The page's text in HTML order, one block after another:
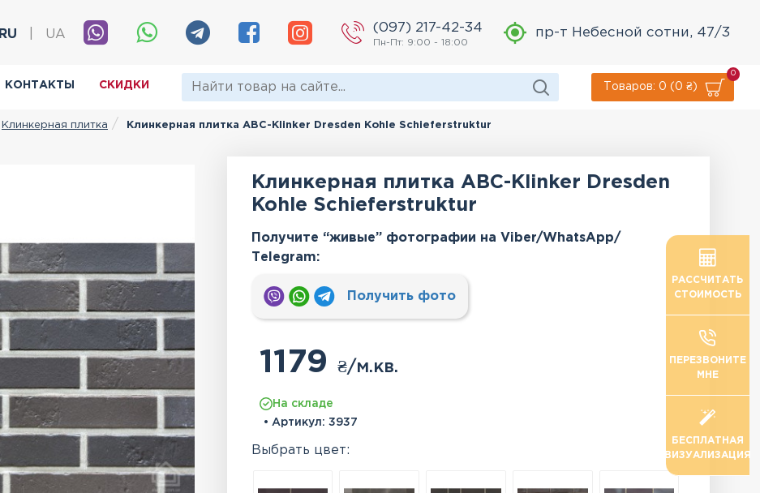
RU UA
(097) 217-42-34
Пн-Пт: 9:00 - 18:00
пр-т Небесной сотни, 47/3
КОНТАКТЫ СКИДКИ Товаров: 0 (0 ₴)
0
Клинкерная плитка Клинкерная плитка АВС-Klinker Dresden Kohle Schieferstruktur
Клинкерная плитка АВС-Klinker Dresden
Kohle Schieferstruktur
Получите “живые” фотографии на Viber/WhatsApp/
Тelegram:
Получить фото
1179 ₴/м.кв.
На складе
• Артикул: 3937
Выбрать цвет:
РАССЧИТАТЬ
СТОИМОСТЬ
ПЕРЕЗВОНИТЕ
МНЕ
БЕСПЛАТНАЯ
ВИЗУАЛИЗАЦИЯ